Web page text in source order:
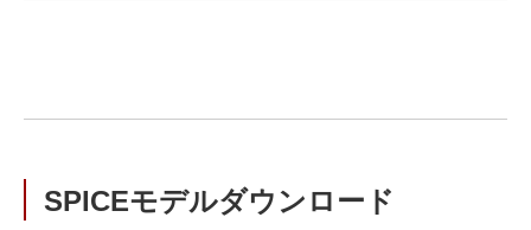
SPICEモデルダウンロード